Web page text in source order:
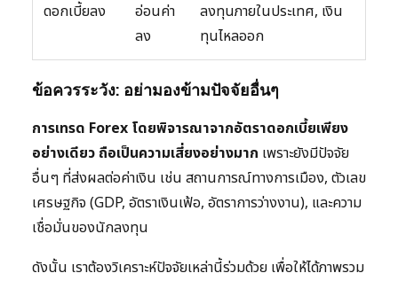
ดอกเบี้ยลง
อ่อนค่า
ลง
ลงทุนภายในประเทศ, เงิน
ทุนไหลออก
ข้อควรระวัง: อย่ามองข้ามปัจจัยอื่นๆ
การเทรด Forex โดยพิจารณาจากอัตราดอกเบี้ยเพียง
อย่างเดียว ถือเป็นความเสี่ยงอย่างมาก เพราะยังมีปัจจัย
อื่นๆ ที่ส่งผลต่อค่าเงิน เช่น สถานการณ์ทางการเมือง, ตัวเลข
เศรษฐกิจ (GDP, อัตราเงินเฟ้อ, อัตราการว่างงาน), และความ
เชื่อมั่นของนักลงทุน
ดังนั้น เราต้องวิเคราะห์ปัจจัยเหล่านี้ร่วมด้วย เพื่อให้ได้ภาพรวม